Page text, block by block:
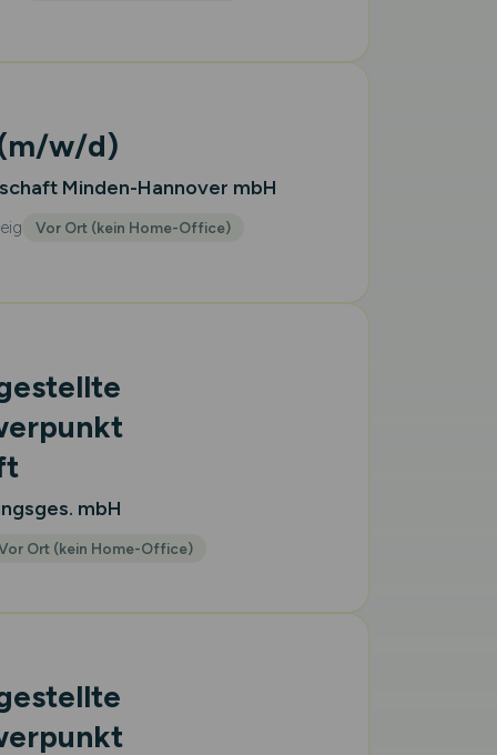
w/d)
Minden-Hannover mbH
Vor Ort (kein Home-Office)
mbH
Ort (kein Home-Office)